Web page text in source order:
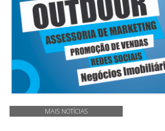
MAIS NOTÍCIAS